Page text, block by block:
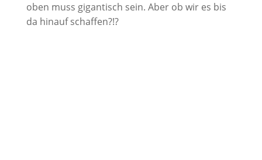
oben muss gigantisch sein. Aber ob wir es bis
da hinauf schaffen?!?